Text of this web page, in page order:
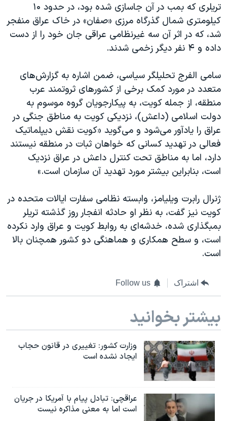
صفحه‌های ویژه
سفر پرزیدنت ترامپ به چین
تریلری که بمب در آن جاسازی شده بود، در حدود ۱۰
کیلومتری شمال گذرگاه مرزی «صفان» در خاک عراق منفجر
شد، که در اثر آن سه غیرنظامی عراقی جان خود را از دست
داده و ۴ نفر دیگر زخمی شدند.
سامی الفرج تحلیلگر سیاسی، ضمن اشاره به گزارش‌های
متعدد در مورد کمک برخی از کشورهای ثروتمند عرب
منطقه، از جمله کویت، به پیکارجویان گروه موسوم به
دولت اسلامی (داعش)، نزدیکی کویت به مناطق جنگی در
عراق را یادآور می‌شود و می‌گوید «کویت نقش دیپلماتیک
فعالی در تهدید کسانی که خواهان ثبات در منطقه نیستند
دارد، اما به مناطق تحت کنترل داعش در عراق نزدیک
است، بنابراین بیشتر مورد تهدید آن سازمان است.»
ژنرال رابرت ویلیامز، وابسته نظامی سفارت ایالات متحده در
کویت نیز گفت، به نظر او حادثه انفجار روز گذشته تریلر
بمبگذاری شده، خدشه‌ای به روابط کویت و عراق وارد نکرده
است، و سطح همکاری و هماهنگی دو کشور همچنان بالا
است.
اشتراک Follow us
بیشتر بخوانید
وزارت کشور: تغییری در قانون حجاب
ایجاد نشده است
عراقچی: تبادل پیام با آمریکا در جریان
است اما به معنی مذاکره نیست